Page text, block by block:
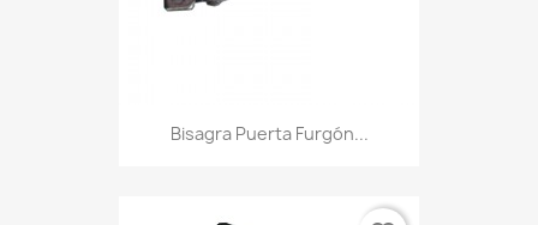
Bisagra Puerta Furgón...